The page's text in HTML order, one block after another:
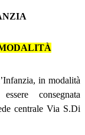
in modalità
consegnata
centrale Via S.Di